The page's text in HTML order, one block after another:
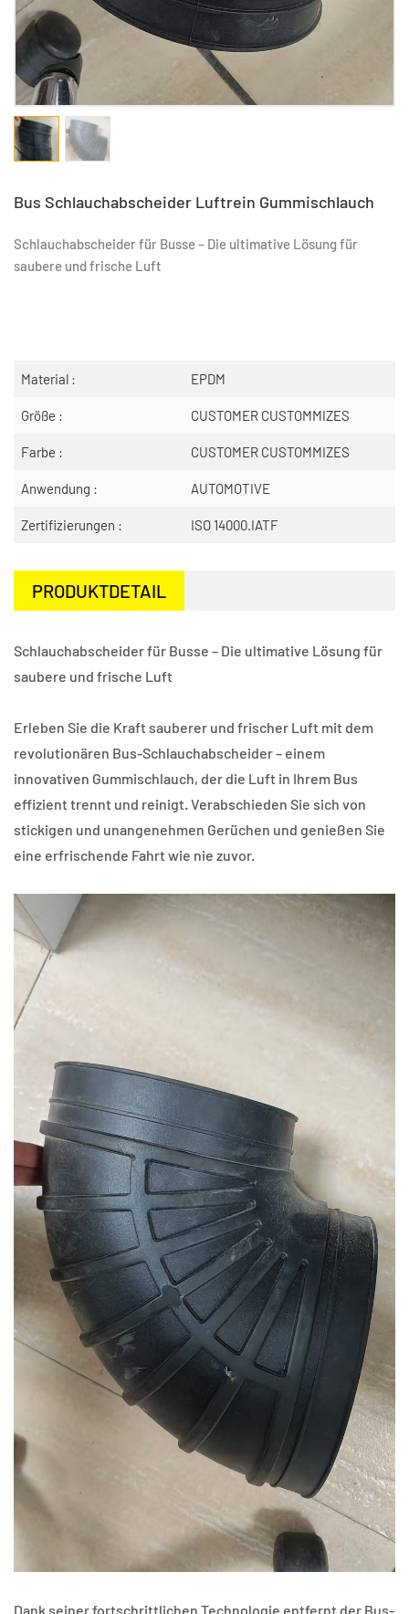
Bus Schlauchabscheider Luftrein Gummischlauch
Schlauchabscheider für Busse – Die ultimative Lösung für
saubere und frische Luft
Material : EPDM
Größe : CUSTOMER CUSTOMMIZES
Farbe : CUSTOMER CUSTOMMIZES
Anwendung : AUTOMOTIVE
Zertifizierungen : ISO 14000.IATF
PRODUKTDETAIL
Schlauchabscheider für Busse – Die ultimative Lösung für
saubere und frische Luft
Erleben Sie die Kraft sauberer und frischer Luft mit dem
revolutionären Bus-Schlauchabscheider – einem
innovativen Gummischlauch, der die Luft in Ihrem Bus
effizient trennt und reinigt. Verabschieden Sie sich von
stickigen und unangenehmen Gerüchen und genießen Sie
eine erfrischende Fahrt wie nie zuvor.
Dank seiner fortschrittlichen Technologie entfernt der Bus-